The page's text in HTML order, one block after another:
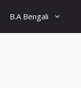
B.A Bengali